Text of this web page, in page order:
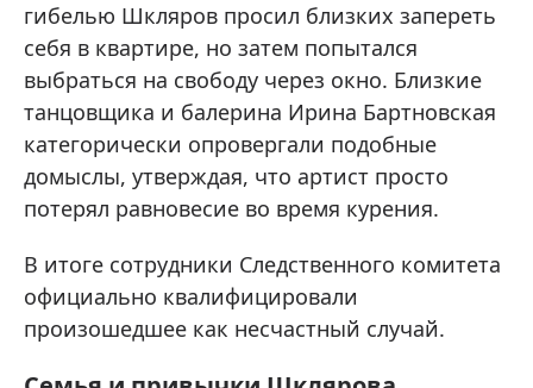
гибелью Шкляров просил близких запереть
себя в квартире, но затем попытался
выбраться на свободу через окно. Близкие
танцовщика и балерина Ирина Бартновская
категорически опровергали подобные
домыслы, утверждая, что артист просто
потерял равновесие во время курения.
В итоге сотрудники Следственного комитета
официально квалифицировали
произошедшее как несчастный случай.